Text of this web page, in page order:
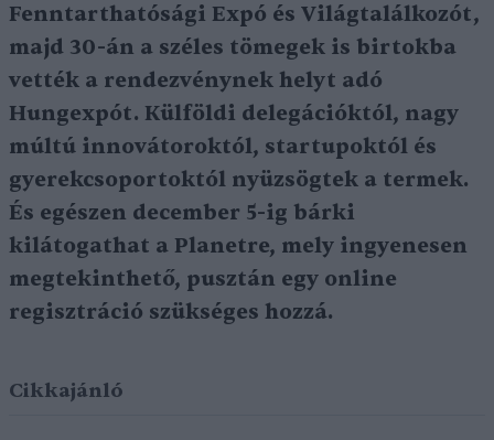
Fenntarthatósági Expó és Világtalálkozót,
majd 30-án a széles tömegek is birtokba
vették a rendezvénynek helyt adó
Hungexpót. Külföldi delegációktól, nagy
múltú innovátoroktól, startupoktól és
gyerekcsoportoktól nyüzsögtek a termek.
És egészen december 5-ig bárki
kilátogathat a Planetre, mely ingyenesen
megtekinthető, pusztán egy online
regisztráció szükséges hozzá.
Cikkajánló